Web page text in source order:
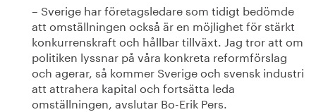
– Sverige har företagsledare som tidigt bedömde
att omställningen också är en möjlighet för stärkt
konkurrenskraft och hållbar tillväxt. Jag tror att om
politiken lyssnar på våra konkreta reformförslag
och agerar, så kommer Sverige och svensk industri
att attrahera kapital och fortsätta leda
omställningen, avslutar Bo-Erik Pers.